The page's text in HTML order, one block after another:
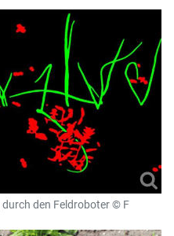
den Feldroboter © F